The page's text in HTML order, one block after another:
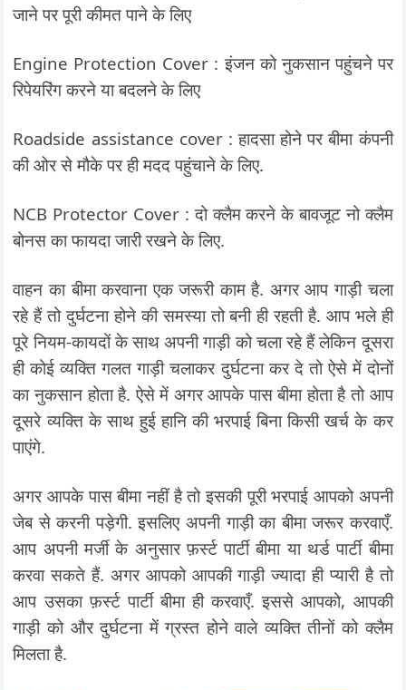
जाने पर पूरी कीमत पाने के लिए
Engine Protection Cover : इंजन को नुकसान पहुंचने पर
रिपेयरिंग करने या बदलने के लिए
Roadside assistance cover : हादसा होने पर बीमा कंपनी
की ओर से मौके पर ही मदद पहुंचाने के लिए.
NCB Protector Cover : दो क्लैम करने के बावजूट नो क्लैम
बोनस का फायदा जारी रखने के लिए.
वाहन का बीमा करवाना एक जरूरी काम है. अगर आप गाड़ी चला
रहे हैं तो दुर्घटना होने की समस्या तो बनी ही रहती है. आप भले ही
पूरे नियम-कायदों के साथ अपनी गाड़ी को चला रहे हैं लेकिन दूसरा
ही कोई व्यक्ति गलत गाड़ी चलाकर दुर्घटना कर दे तो ऐसे में दोनों
का नुकसान होता है. ऐसे में अगर आपके पास बीमा होता है तो आप
दूसरे व्यक्ति के साथ हुई हानि की भरपाई बिना किसी खर्च के कर
पाएंगे.
अगर आपके पास बीमा नहीं है तो इसकी पूरी भरपाई आपको अपनी
जेब से करनी पड़ेगी. इसलिए अपनी गाड़ी का बीमा जरूर करवाएँ.
आप अपनी मर्जी के अनुसार फ़र्स्ट पार्टी बीमा या थर्ड पार्टी बीमा
करवा सकते हैं. अगर आपको आपकी गाड़ी ज्यादा ही प्यारी है तो
आप उसका फ़र्स्ट पार्टी बीमा ही करवाएँ. इससे आपको, आपकी
गाड़ी को और दुर्घटना में ग्रस्त होने वाले व्यक्ति तीनों को क्लैम
मिलता है.